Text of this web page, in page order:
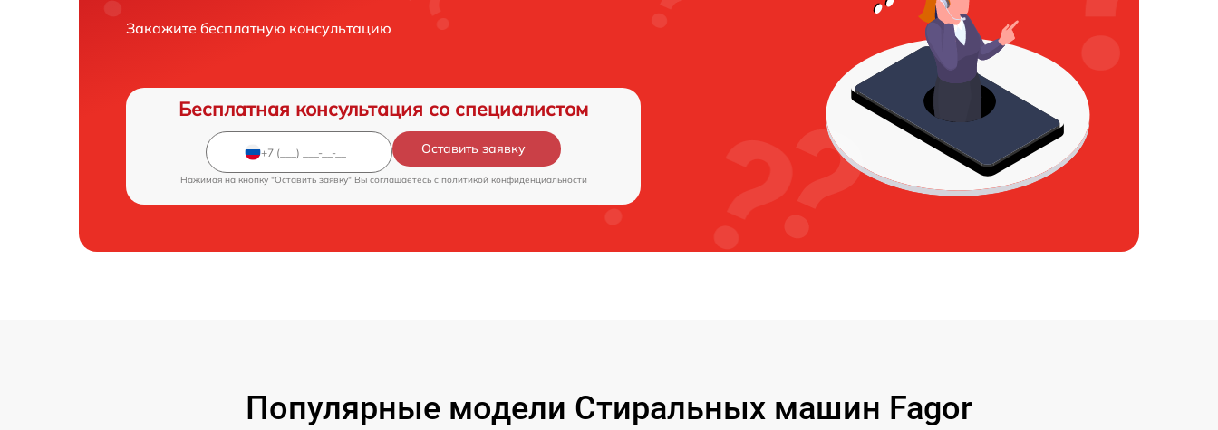
Закажите бесплатную консультацию
Бесплатная консультация со специалистом
Оставить заявку
Нажимая на кнопку "Оставить заявку" Вы соглашаетесь c политикой конфиденциальности
Популярные модели Стиральных машин Fagor